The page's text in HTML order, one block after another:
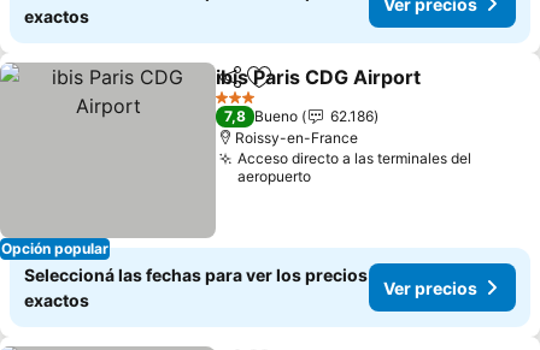
exactos
Opción popular
CompartirAñadir a favoritos
ibis Paris CDG Airport
3 Estrellas
7,8 Bueno
62.186
Roissy-en-France
Acceso directo a las terminales del
aeropuerto
Seleccioná las fechas para ver los precios
exactos
Ver precios